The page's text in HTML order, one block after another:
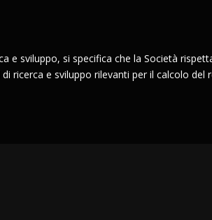
e sviluppo, si specifica che la Società
ricerca e sviluppo rilevanti per il calcolo del